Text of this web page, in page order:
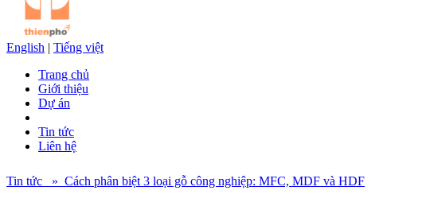
English | Tiếng việt
Trang chủ
Giới thiệu
Dự án
Tin tức
Liên hệ
Tin tức » Cách phân biệt 3 loại gỗ công nghiệp: MFC, MDF và HDF